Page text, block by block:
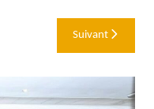
Suivant